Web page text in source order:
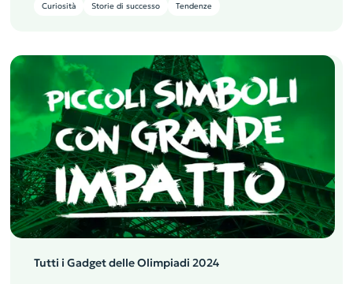
Curiosità Storie di successo Tendenze
Tutti i Gadget delle Olimpiadi 2024